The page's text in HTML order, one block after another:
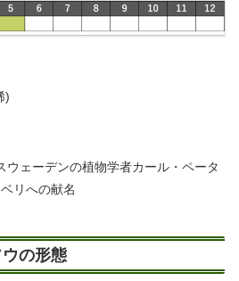
)
ェーデンの植物学者カール・ペータ
リへの献名
の形態